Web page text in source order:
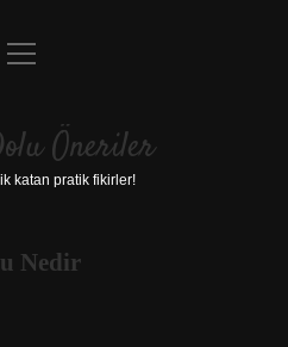
Uyarı
menüyü
Öneriler
katan pratik fikirler!
Nedir